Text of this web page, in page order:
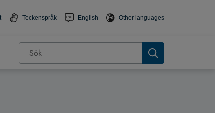
Teckenspråk English Other languages